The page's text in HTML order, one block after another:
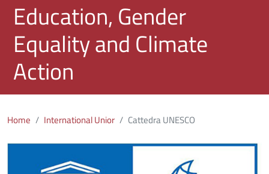
Education, Gender
Equality and Climate
Action
Home International Unior Cattedra UNESCO
Immagine